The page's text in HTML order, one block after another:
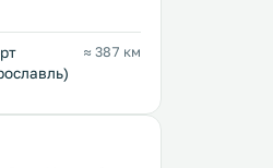
≈ 387 км